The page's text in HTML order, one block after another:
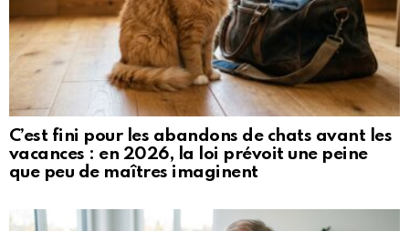
C’est fini pour les abandons de chats avant les
vacances : en 2026, la loi prévoit une peine
que peu de maîtres imaginent